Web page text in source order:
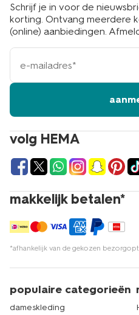
volg HEMA
makkelijk betalen*
*afhankelijk van de gekozen
Schrijf je in voor de
korting. Ontvang meerdere
(online) aanbiedingen.
e-
mailadres
populaire categorieën
dameskleding